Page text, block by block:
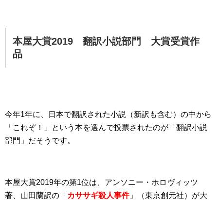
本屋大賞2019 翻訳小説部門 大賞受賞作
品
今年1年に、日本で翻訳された小説（新訳も含む）の中から
「これぞ！」という本を選んで投票されたのが「翻訳小説
部門」だそうです。
本屋大賞2019年の第1位は、アンソニー・ホロヴィッツ
著、山田蘭訳の「 カササギ殺人事件」（東京創元社）が大